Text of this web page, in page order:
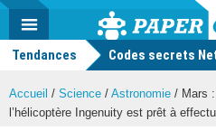
Actu
geek
MENU
Tendances Codes secrets
Accueil / Science / Astronomie / Mars
l’hélicoptère Ingenuity est prêt à
Mode
Facebook